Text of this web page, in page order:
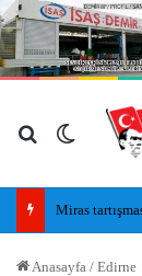
Arama yap ...
Dış
Anasayfa / Edirne